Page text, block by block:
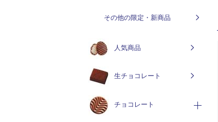
その他の限定・新商品
人気商品
生チョコレート
チョコレート